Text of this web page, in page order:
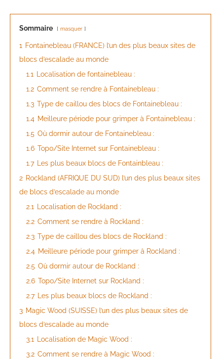
Sommaire masquer
1
Fontainebleau (FRANCE) l’un des plus beaux sites de
blocs d’escalade au monde
1.1
Localisation de fontainebleau :
1.2 Comment se rendre à Fontainebleau :
1.3 Type de caillou des blocs de Fontainebleau :
1.4 Meilleure période pour grimper à Fontainebleau :
1.5 Où dormir autour de Fontainebleau :
1.6 Topo/Site Internet sur Fontainebleau :
1.7
Les plus beaux blocs de Fontainbleau :
2 Rockland (AFRIQUE DU SUD) l’un des plus beaux sites
de blocs d’escalade au monde
2.1
Localisation de Rockland :
2.2 Comment se rendre à Rockland :
2.3 Type de caillou des blocs de Rockland :
2.4 Meilleure période pour grimper à Rockland :
2.5 Où dormir autour de Rockland :
2.6 Topo/Site Internet sur Rockland :
2.7
Les plus beaux blocs de Rockland :
3 Magic Wood (SUISSE) l’un des plus beaux sites de
blocs d’escalade au monde
3.1
Localisation de Magic Wood :
3.2 Comment se rendre à Magic Wood :